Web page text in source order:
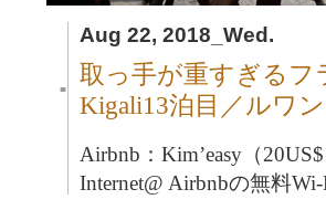
Aug 22, 2018_Wed.
■
取っ手が重すぎるフ
Kigali13泊目／ルワ
Airbnb：Kim’easy（
Internet@ Airbnbの無料